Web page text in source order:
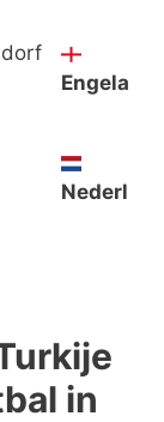
Engeland
in